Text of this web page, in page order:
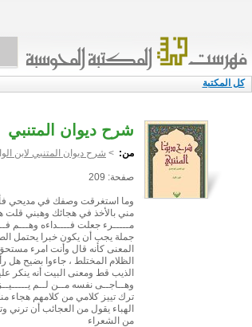
كل المكتبة
شرح ديوان المتنبي
من: > شرح ديوان المتنبي لابن
صفحة: 209
وما استغرقت وصفك في مديحي
مني بالأخذ في هجائك وهبني قلت
مـــــرء جعلت فــــداءه
جملة يجب أن يكون خبرا يحتمل
المعنى كأنه قال وأنت امرء
الظلام المختلط ، جاءوا بضيح هل
الذيب قط ومعنى البيت أنه ينكر
وهــاجــى نفسه مــن لــم
ترك تييز كلامي من كلامهم هجاء
الهباء يقول من العجائب أن
من الشعراء